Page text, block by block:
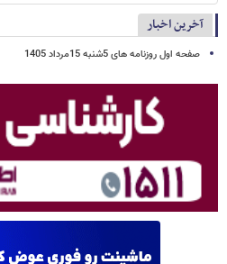
آخرین اخبار
صفحه اول روزنامه های 5شنبه 15مرداد 1405